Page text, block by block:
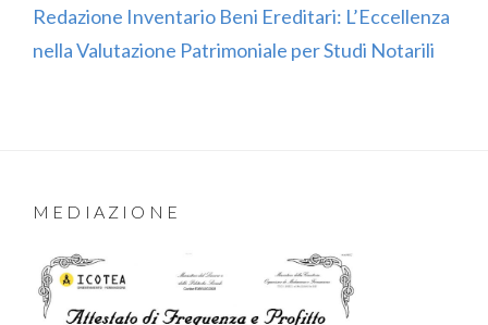
Redazione Inventario Beni Ereditari: L’Eccellenza
nella Valutazione Patrimoniale per Studi Notarili
MEDIAZIONE